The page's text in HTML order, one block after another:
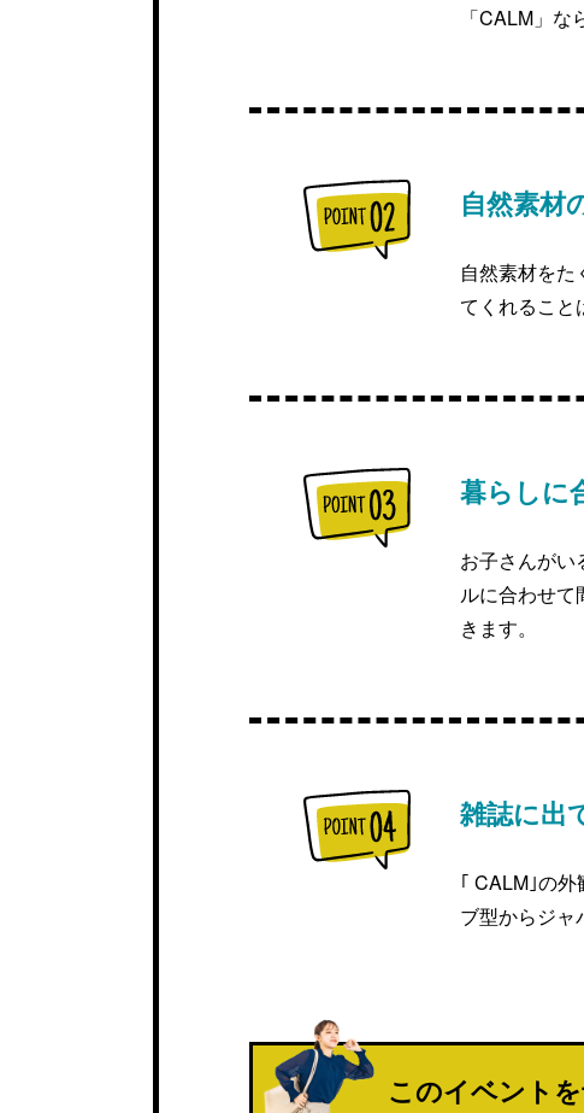
「CALM」な
自然素材
自然素材を
てくれること
暮らしに
お子さんがい
ルに合わせて
きます。
雑誌に出
｢ CALM｣の
ブ型からジャ
このイベントを